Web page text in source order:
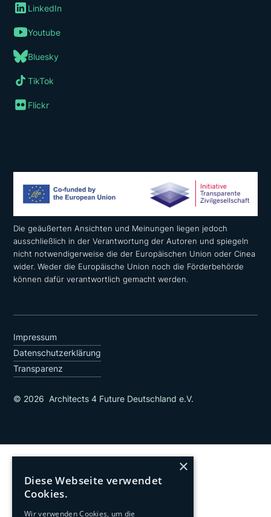
LinkedIn
Youtube
Bluesky
TikTok
Flickr
Die geäußerten Ansichten und Meinungen liegen jedoch
ausschließlich in der Verantwortung der Autoren und spiegeln
nicht notwendigerweise die der Europäischen Union oder Cinea
wider. Weder die Europäische Union noch die Förderbehörde
können dafür verantwortlich gemacht werden.
© 2026 Architects 4 Future Deutschland e.V.
Impressum
Datenschutzerklärung
Transparenz
×
Diese Webseite verwendet
Cookies.
Wir verwenden Cookies, um die